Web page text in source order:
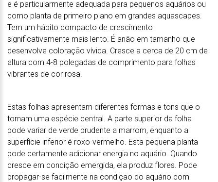
e é particularmente adequada para pequenos aquários ou
como planta de primeiro plano em grandes aquascapes.
Tem um hábito compacto de crescimento
significativamente mais lento. É anão em tamanho que
desenvolve coloração vívida. Cresce a cerca de 20 cm de
altura com 4-8 polegadas de comprimento para folhas
vibrantes de cor rosa.
Estas folhas apresentam diferentes formas e tons que o
tornam uma espécie central. A parte superior da folha
pode variar de verde prudente a marrom, enquanto a
superfície inferior é roxo-vermelho. Esta pequena planta
pode certamente adicionar energia no aquário. Quando
cresce em condição emergida, ela produz flores. Pode
propagar-se facilmente na condição do aquário com